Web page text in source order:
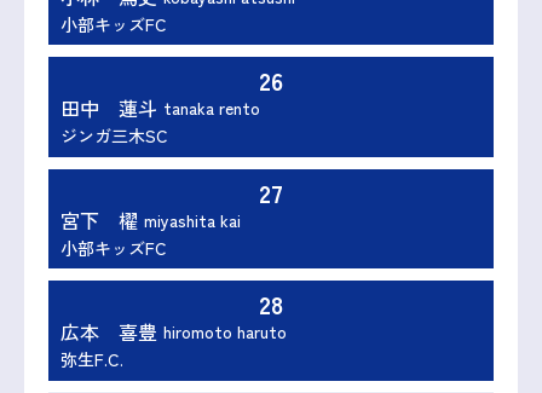
小部キッズFC
26
田中 蓮斗 tanaka rento
ジンガ三木SC
27
宮下 櫂 miyashita kai
小部キッズFC
28
広本 喜豊 hiromoto haruto
弥生F.C.